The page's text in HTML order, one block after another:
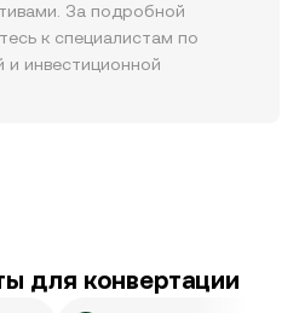
За подробной
к специалистам по
и инвестиционной
для конвертации